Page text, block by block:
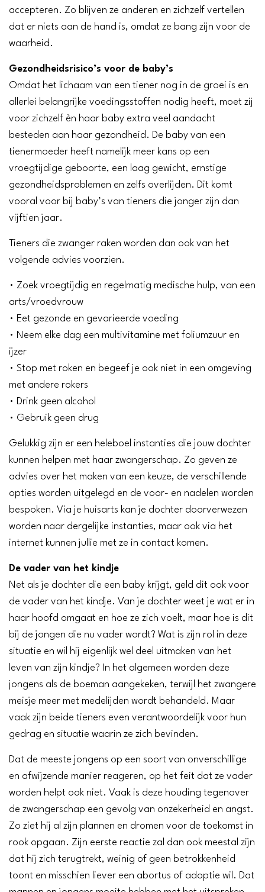
accepteren. Zo blijven ze anderen en zichzelf vertellen
dat er niets aan de hand is, omdat ze bang zijn voor de
waarheid.
Gezondheidsrisico’s voor de baby’s
Omdat het lichaam van een tiener nog in de groei is en
allerlei belangrijke voedingsstoffen nodig heeft, moet zij
voor zichzelf èn haar baby extra veel aandacht
besteden aan haar gezondheid. De baby van een
tienermoeder heeft namelijk meer kans op een
vroegtijdige geboorte, een laag gewicht, ernstige
gezondheidsproblemen en zelfs overlijden. Dit komt
vooral voor bij baby’s van tieners die jonger zijn dan
vijftien jaar.
Tieners die zwanger raken worden dan ook van het
volgende advies voorzien.
• Zoek vroegtijdig en regelmatig medische hulp, van een
arts/vroedvrouw
• Eet gezonde en gevarieerde voeding
• Neem elke dag een multivitamine met foliumzuur en
ijzer
• Stop met roken en begeef je ook niet in een omgeving
met andere rokers
• Drink geen alcohol
• Gebruik geen drug
Gelukkig zijn er een heleboel instanties die jouw dochter
kunnen helpen met haar zwangerschap. Zo geven ze
advies over het maken van een keuze, de verschillende
opties worden uitgelegd en de voor- en nadelen worden
bespoken. Via je huisarts kan je dochter doorverwezen
worden naar dergelijke instanties, maar ook via het
internet kunnen jullie met ze in contact komen.
De vader van het kindje
Net als je dochter die een baby krijgt, geld dit ook voor
de vader van het kindje. Van je dochter weet je wat er in
haar hoofd omgaat en hoe ze zich voelt, maar hoe is dit
bij de jongen die nu vader wordt? Wat is zijn rol in deze
situatie en wil hij eigenlijk wel deel uitmaken van het
leven van zijn kindje? In het algemeen worden deze
jongens als de boeman aangekeken, terwijl het zwangere
meisje meer met medelijden wordt behandeld. Maar
vaak zijn beide tieners even verantwoordelijk voor hun
gedrag en situatie waarin ze zich bevinden.
Dat de meeste jongens op een soort van onverschillige
en afwijzende manier reageren, op het feit dat ze vader
worden helpt ook niet. Vaak is deze houding tegenover
de zwangerschap een gevolg van onzekerheid en angst.
Zo ziet hij al zijn plannen en dromen voor de toekomst in
rook opgaan. Zijn eerste reactie zal dan ook meestal zijn
dat hij zich terugtrekt, weinig of geen betrokkenheid
toont en misschien liever een abortus of adoptie wil. Dat